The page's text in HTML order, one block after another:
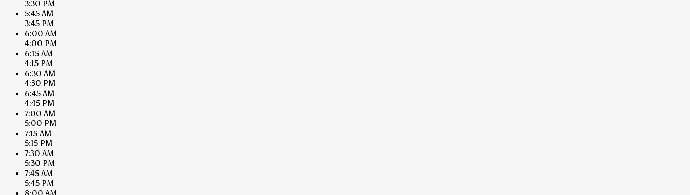
3:30 PM
5:45 AM
3:45 PM
6:00 AM
4:00 PM
6:15 AM
4:15 PM
6:30 AM
4:30 PM
6:45 AM
4:45 PM
7:00 AM
5:00 PM
7:15 AM
5:15 PM
7:30 AM
5:30 PM
7:45 AM
5:45 PM
8:00 AM